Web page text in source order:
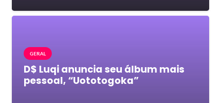
GERAL
D$ Luqi anuncia seu álbum mais
pessoal, “Uototogoka”